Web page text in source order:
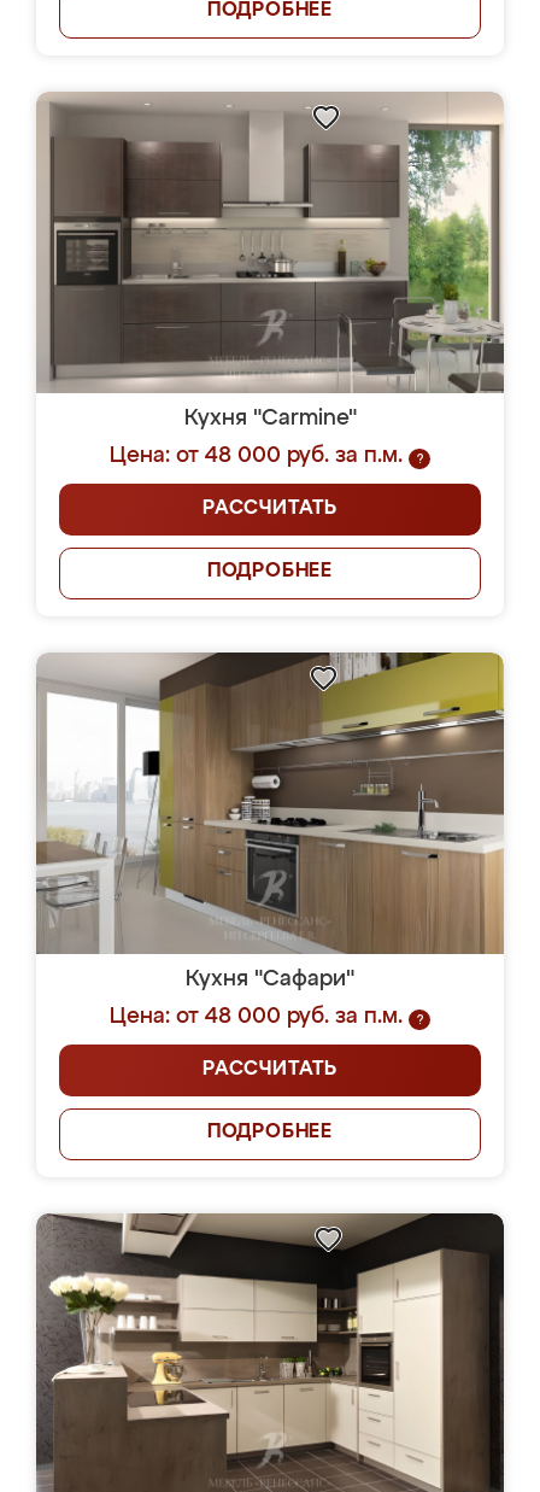
ПОДРОБНЕЕ
Кухня "Carmine"
Цена: от 48 000 руб. за п.м.
?
РАССЧИТАТЬ
ПОДРОБНЕЕ
Кухня "Сафари"
Цена: от 48 000 руб. за п.м.
?
РАССЧИТАТЬ
ПОДРОБНЕЕ